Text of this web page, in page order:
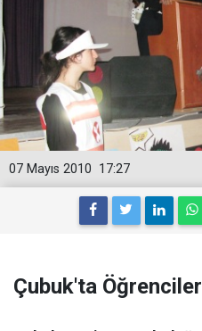
17:27
07 Mayıs 2010
Çubuk'ta